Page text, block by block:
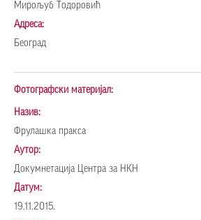
Мирољуб Тодоровић
Адреса:
Београд
Фотографски материјал:
Назив:
Фрулашка пракса
Аутор:
Докумнетација Центра за НКН
Датум:
19.11.2015.